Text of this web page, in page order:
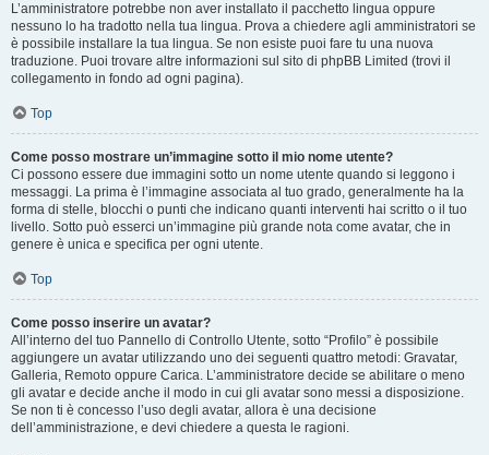
L’amministratore potrebbe non aver installato il pacchetto lingua oppure
nessuno lo ha tradotto nella tua lingua. Prova a chiedere agli amministratori se
è possibile installare la tua lingua. Se non esiste puoi fare tu una nuova
traduzione. Puoi trovare altre informazioni sul sito di phpBB Limited (trovi il
collegamento in fondo ad ogni pagina).
Top
Come posso mostrare un’immagine sotto il mio nome utente?
Ci possono essere due immagini sotto un nome utente quando si leggono i
messaggi. La prima è l’immagine associata al tuo grado, generalmente ha la
forma di stelle, blocchi o punti che indicano quanti interventi hai scritto o il tuo
livello. Sotto può esserci un’immagine più grande nota come avatar, che in
genere è unica e specifica per ogni utente.
Top
Come posso inserire un avatar?
All’interno del tuo Pannello di Controllo Utente, sotto “Profilo” è possibile
aggiungere un avatar utilizzando uno dei seguenti quattro metodi: Gravatar,
Galleria, Remoto oppure Carica. L’amministratore decide se abilitare o meno
gli avatar e decide anche il modo in cui gli avatar sono messi a disposizione.
Se non ti è concesso l’uso degli avatar, allora è una decisione
dell’amministrazione, e devi chiedere a questa le ragioni.